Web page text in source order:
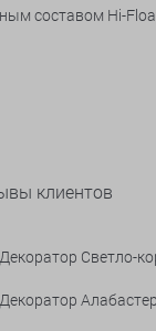
составом Hi-
клиентов
Светло-